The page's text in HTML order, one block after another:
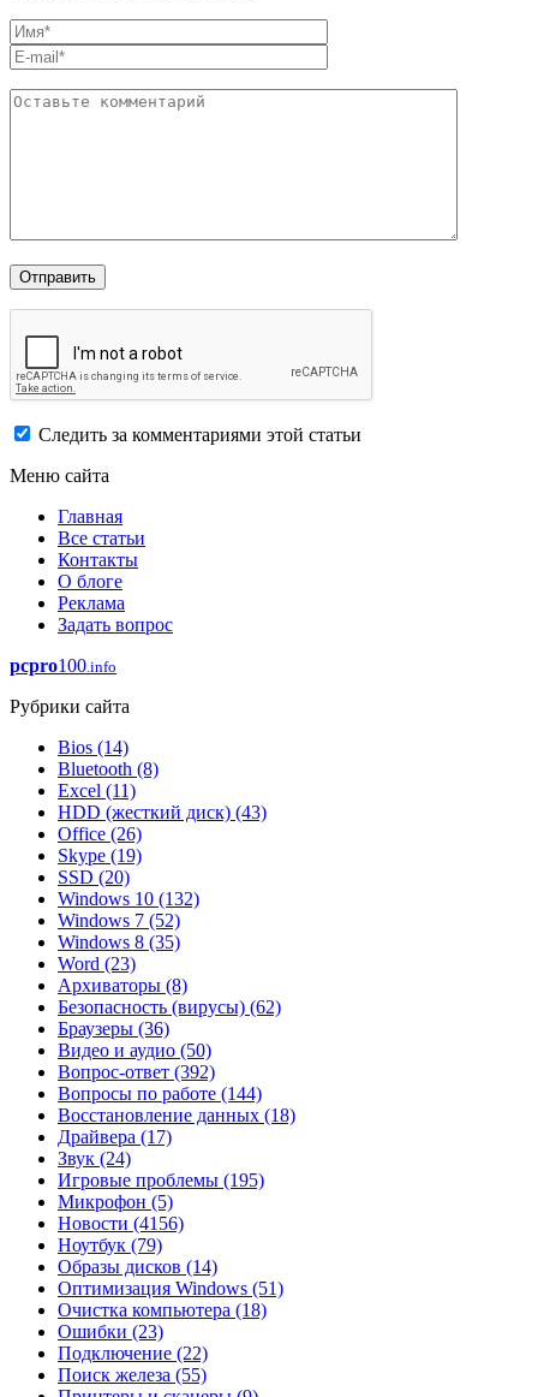
Следить за комментариями этой статьи
Меню сайта
Главная
Все статьи
Контакты
О блоге
Реклама
Задать вопрос
pcpro100.info
Рубрики сайта
Bios (14)
Bluetooth (8)
Excel (11)
HDD (жесткий диск) (43)
Office (26)
Skype (19)
SSD (20)
Windows 10 (132)
Windows 7 (52)
Windows 8 (35)
Word (23)
Архиваторы (8)
Безопасность (вирусы) (62)
Браузеры (36)
Видео и аудио (50)
Вопрос-ответ (392)
Вопросы по работе (144)
Восстановление данных (18)
Драйвера (17)
Звук (24)
Игровые проблемы (195)
Микрофон (5)
Новости (4156)
Ноутбук (79)
Образы дисков (14)
Оптимизация Windows (51)
Очистка компьютера (18)
Ошибки (23)
Подключение (22)
Поиск железа (55)